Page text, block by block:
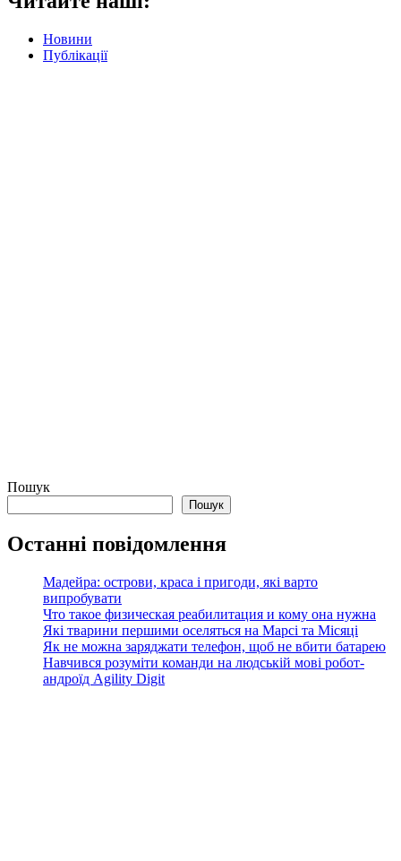
Новини
Публікації
Пошук
Пошук
Останні повідомлення
Мадейра: острови, краса і пригоди, які варто
випробувати
Что такое физическая реабилитация и кому она нужна
Які тварини першими оселяться на Марсі та Місяці
Як не можна заряджати телефон, щоб не вбити батарею
Навчився розуміти команди на людській мові робот-
андроїд Agility Digit